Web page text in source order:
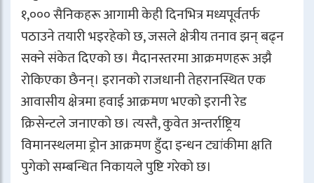
१,००० सैनिकहरू आगामी केही दिनभित्र मध्यपूर्वतर्फ
पठाउने तयारी भइरहेको छ, जसले क्षेत्रीय तनाव झन् बढ्न
सक्ने संकेत दिएको छ। मैदानस्तरमा आक्रमणहरू अझै
रोकिएका छैनन्। इरानको राजधानी तेहरानस्थित एक
आवासीय क्षेत्रमा हवाई आक्रमण भएको इरानी रेड
क्रिसेन्टले जनाएको छ। त्यस्तै, कुवेत अन्तर्राष्ट्रिय
विमानस्थलमा ड्रोन आक्रमण हुँदा इन्धन ट्यांकीमा क्षति
पुगेको सम्बन्धित निकायले पुष्टि गरेको छ।